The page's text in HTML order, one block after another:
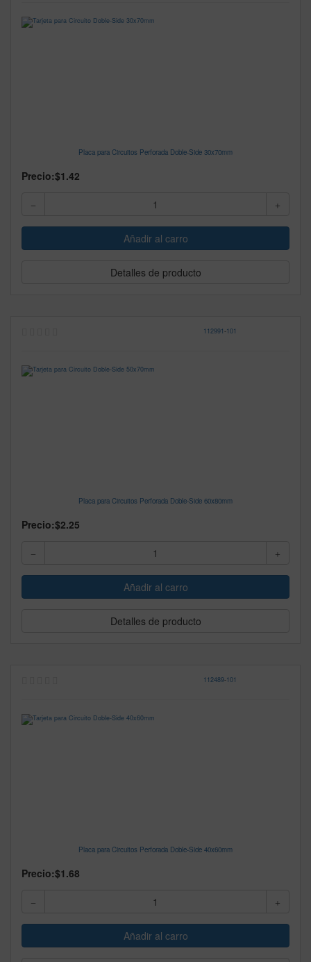
Placa para Circuitos Perforada Doble-Side 30x70mm
Precio:$1.42
Detalles de producto
112991-101
Placa para Circuitos Perforada Doble-Side 60x80mm
Precio:$2.25
Detalles de producto
112489-101
Placa para Circuitos Perforada Doble-Side 40x60mm
Precio:$1.68